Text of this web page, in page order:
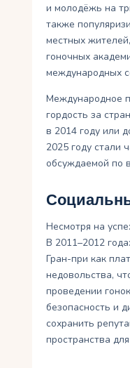
и молодёжь на
также
местных
гоночных
международных
Международное
гордость за
в 2014 году или
2025 году стали
обсуждаемой по
Несмотря на
В 2011–2012
Гран-при как
недовольства,
проведении
безопасность и
сохранить
пространства